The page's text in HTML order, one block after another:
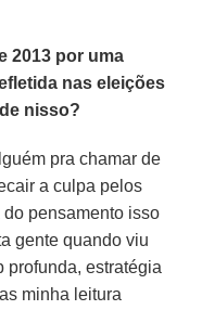
2013 por uma
nas eleições
nisso?
pra chamar de
a culpa pelos
pensamento isso
gente quando viu
profunda, estratégia
minha leitura